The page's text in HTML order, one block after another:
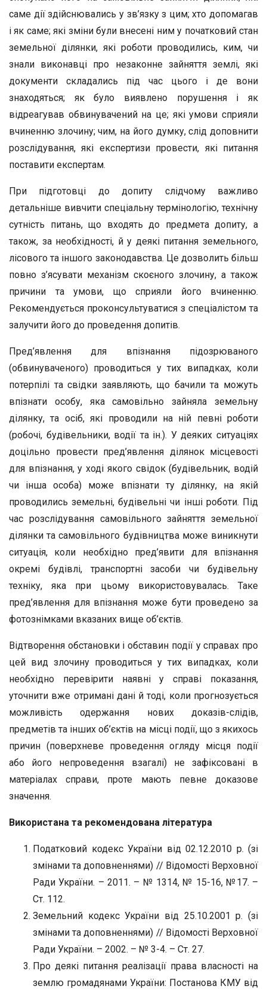
саме дії здійснювались у зв’язку з цим; хто допомагав
і як саме; які зміни були внесені ним у початковий стан
земельної ділянки, які роботи проводились, ким, чи
знали виконавці про незаконне зайняття землі, які
документи складались під час цього і де вони
знаходяться; як було виявлено порушення і як
відреагував обвинувачений на це; які умови сприяли
вчиненню злочину; чим, на його думку, слід доповнити
розслідування, які експертизи провести, які питання
поставити експертам.
При підготовці до допиту слідчому важливо
детальніше вивчити спеціальну термінологію, технічну
сутність питань, що входять до предмета допиту, а
також, за необхідності, й у деякі питання земельного,
лісового та іншого законодавства. Це дозволить більш
повно з’ясувати механізм скоєного злочину, а також
причини та умови, що сприяли його вчиненню.
Рекомендується проконсультуватися з спеціалістом та
залучити його до проведення допитів.
Пред’явлення для впізнання підозрюваного
(обвинуваченого) проводиться у тих випадках, коли
потерпілі та свідки заявляють, що бачили та можуть
впізнати особу, яка самовільно зайняла земельну
ділянку, та осіб, які проводили на ній певні роботи
(робочі, будівельники, водії та ін.). У деяких ситуаціях
доцільно провести пред’явлення ділянок місцевості
для впізнання, у ході якого свідок (будівельник, водій
чи інша особа) може впізнати ту ділянку, на якій
проводились земельні, будівельні чи інші роботи. Під
час розслідування самовільного зайняття земельної
ділянки та самовільного будівництва може виникнути
ситуація, коли необхідно пред’явити для впізнання
окремі будівлі, транспортні засоби чи будівельну
техніку, яка при цьому використовувалась. Таке
пред’явлення для впізнання може бути проведено за
фотознімками вказаних вище об’єктів.
Відтворення обстановки і обставин події у справах про
цей вид злочину проводиться у тих випадках, коли
необхідно перевірити наявні у справі показання,
уточнити вже отримані дані й тоді, коли прогнозується
можливість одержання нових доказів-слідів,
предметів та інших об’єктів на місці події, що з якихось
причин (поверхневе проведення огляду місця події
або його непроведення взагалі) не зафіксовані в
матеріалах справи, проте мають певне доказове
значення.
Використана та рекомендована література
Податковий кодекс України від 02.12.2010 р. (зі
змінами та доповненнями) // Відомості Верховної
Ради України. – 2011. – № 1314, № 15-16, №17. –
Ст. 112.
Земельний кодекс України від 25.10.2001 р. (зі
змінами та доповненнями) // Відомості Верховної
Ради України. – 2002. – № 3-4. – Ст. 27.
Про деякі питання реалізації права власності на
землю громадянами України: Постанова КМУ від